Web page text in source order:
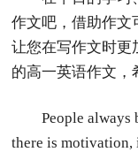
作文吧，借助作文
让您在写作文时更
的高一英语作文，
People always
there is motivation,